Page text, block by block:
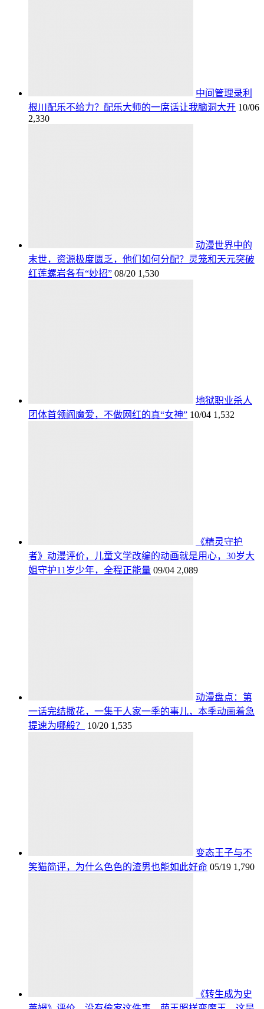
中间管理录利
根川配乐不给力？配乐大师的一席话让我脑洞大开 10/06
2,330
动漫世界中的
末世，资源极度匮乏，他们如何分配？灵笼和天元突破
红莲螺岩各有“妙招” 08/20 1,530
地狱职业杀人
团体首领阎魔爱，不做网红的真“女神” 10/04 1,532
《精灵守护
者》动漫评价，儿童文学改编的动画就是用心，30岁大
姐守护11岁少年，全程正能量 09/04 2,089
动漫盘点：第
一话完结撒花，一集干人家一季的事儿，本季动画着急
提速为哪般？
10/20 1,535
变态王子与不
笑猫简评，为什么色色的渣男也能如此好命 05/19 1,790
《转生成为史